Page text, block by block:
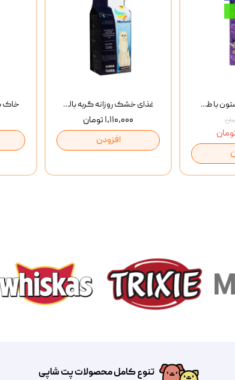
غذای خشک روزانه گربه بالغ مفید MoFeed Adult Daily Cat Food وزن 2 کیلوگرم
۱,۱۱۰,۰۰۰ تومان
افزودن
بستنی گربه وینستون با طعم مرغ و ماهی Winstone Chicken & Fish بسته 8 عددی
تنوع کامل محصولات پت شاپی